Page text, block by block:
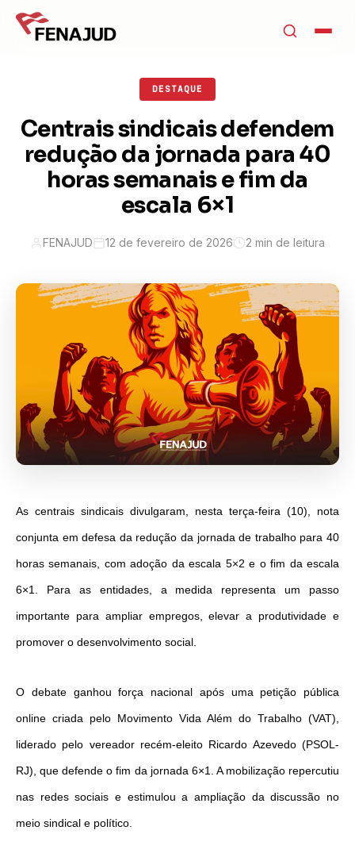
DESTAQUE
Centrais sindicais defendem
redução da jornada para 40
horas semanais e fim da
escala 6×1
FENAJUD 12 de fevereiro de 2026 2 min de leitura
As centrais sindicais divulgaram, nesta terça-feira (10), nota
conjunta em defesa da redução da jornada de trabalho para 40
horas semanais, com adoção da escala 5×2 e o fim da escala
6×1. Para as entidades, a medida representa um passo
importante para ampliar empregos, elevar a produtividade e
promover o desenvolvimento social.
O debate ganhou força nacional após uma petição pública
online criada pelo Movimento Vida Além do Trabalho (VAT),
liderado pelo vereador recém-eleito Ricardo Azevedo (PSOL-
RJ), que defende o fim da jornada 6×1. A mobilização repercutiu
nas redes sociais e estimulou a ampliação da discussão no
meio sindical e político.